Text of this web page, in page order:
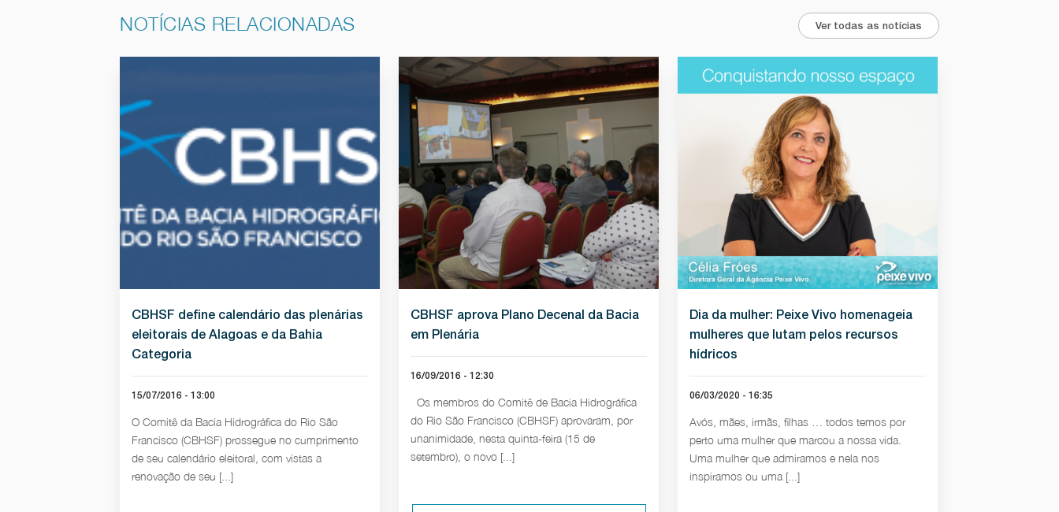
NOTÍCIAS RELACIONADAS Ver todas as notícias
CBHSF define calendário das plenárias
eleitorais de Alagoas e da Bahia
Categoria
15/07/2016 - 13:00
O Comitê da Bacia Hidrográfica do Rio São
Francisco (CBHSF) prossegue no cumprimento
de seu calendário eleitoral, com vistas a
renovação de seu [...]
CBHSF aprova Plano Decenal da Bacia
em Plenária
16/09/2016 - 12:30
Os membros do Comitê de Bacia Hidrográfica
do Rio São Francisco (CBHSF) aprovaram, por
unanimidade, nesta quinta-feira (15 de
setembro), o novo [...]
Dia da mulher: Peixe Vivo homenageia
mulheres que lutam pelos recursos
hídricos
06/03/2020 - 16:35
Avós, mães, irmãs, filhas … todos temos por
perto uma mulher que marcou a nossa vida.
Uma mulher que admiramos e nela nos
inspiramos ou uma [...]